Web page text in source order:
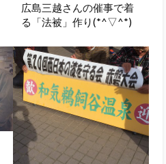
広島三越さんの催事で着
る「法被」作り(*^▽^*)